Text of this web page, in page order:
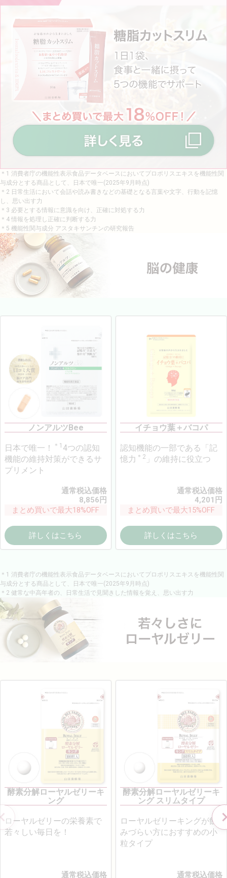
＊1 消費者庁の機能性表示食品データベースにおいてプロポリスエキスを機能性関
与成分とする商品として、日本で唯一(2025年9月時点)
＊2 日常生活において会話や読み書きなどの基礎となる言葉や文字、行動を記憶
し、思い出す力
＊3 必要とする情報に意識を向け、正確に対処する力
＊4 情報を処理し正確に判断する力
＊5 機能性関与成分 アスタキサンチンの研究報告
ノンアルツBee
日本で唯一！ ＊1 4つの認知
機能の維持対策ができるサ
プリメント
通常税込価格
8,856 円
まとめ買いで最大18%OFF
詳しくはこちら
イチョウ葉＋バコパ
認知機能の一部である「記
憶力 ＊2 」の維持に役立つ
通常税込価格
4,201 円
まとめ買いで最大15%OFF
詳しくはこちら
＊1 消費者庁の機能性表示食品データベースにおいてプロポリスエキスを機能性関
与成分とする商品として、日本で唯一(2025年9月時点)
＊2 健常な中高年者の、日常生活で見聞きした情報を覚え、思い出す力
酵素分解ローヤルゼリーキ
ング
ローヤルゼリーの栄養素で
若々しい毎日を！
通常税込価格
酵素分解ローヤルゼリーキ
ング スリムタイプ
ローヤルゼリーキングが飲
みづらい方におすすめの小
粒タイプ
通常税込価格